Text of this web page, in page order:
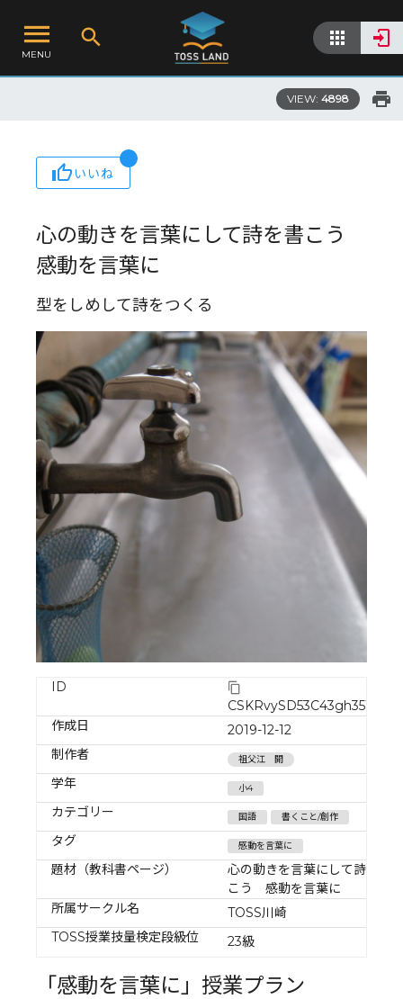
MENU
VIEW: 4898
いいね
心の動きを言葉にして詩を書こう
感動を言葉に
型をしめして詩をつくる
ID
CSKRvySD53C43gh35WNd
作成日
2019-12-12
制作者
祖父江 開
学年 小4
カテゴリー 国語 書くこと/創作
タグ 感動を言葉に
題材（教科書ページ）
心の動きを言葉にして詩を書
こう 感動を言葉に
所属サークル名
TOSS川崎
TOSS授業技量検定段級位
23級
「感動を言葉に」授業プラン